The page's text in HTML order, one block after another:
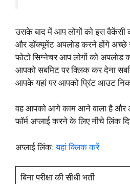
उसके बाद में आप लोगों को इस वैकेंसी
और डॉक्यूमेंट अपलोड करने होंगे अच्छे
फोटो सिग्नेचर आप लोगों को अपलोड
आपको सबमिट पर क्लिक कर देना
आपके यहां पर आपको प्रिंट आउट
वह आपको आगे काम आने वाला है और
फॉर्म अप्लाई करने के लिए नीचे लिंक
अप्लाई लिंक:यहां क्लिक करें
बिना परीक्षा की सीधी भर्ती